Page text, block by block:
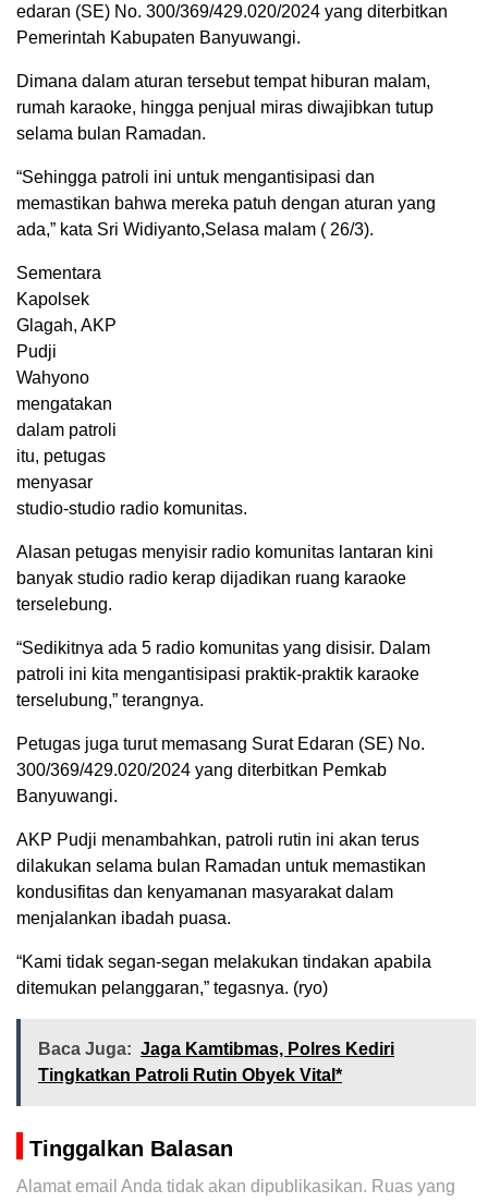
edaran (SE) No. 300/369/429.020/2024 yang diterbitkan
Pemerintah Kabupaten Banyuwangi.
Dimana dalam aturan tersebut tempat hiburan malam,
rumah karaoke, hingga penjual miras diwajibkan tutup
selama bulan Ramadan.
“Sehingga patroli ini untuk mengantisipasi dan
memastikan bahwa mereka patuh dengan aturan yang
ada,” kata Sri Widiyanto,Selasa malam ( 26/3).
Sementara
Kapolsek
Glagah, AKP
Pudji
Wahyono
mengatakan
dalam patroli
itu, petugas
menyasar
studio-studio radio komunitas.
Alasan petugas menyisir radio komunitas lantaran kini
banyak studio radio kerap dijadikan ruang karaoke
terselebung.
“Sedikitnya ada 5 radio komunitas yang disisir. Dalam
patroli ini kita mengantisipasi praktik-praktik karaoke
terselubung,” terangnya.
Petugas juga turut memasang Surat Edaran (SE) No.
300/369/429.020/2024 yang diterbitkan Pemkab
Banyuwangi.
AKP Pudji menambahkan, patroli rutin ini akan terus
dilakukan selama bulan Ramadan untuk memastikan
kondusifitas dan kenyamanan masyarakat dalam
menjalankan ibadah puasa.
“Kami tidak segan-segan melakukan tindakan apabila
ditemukan pelanggaran,” tegasnya. (ryo)
Baca Juga: Jaga Kamtibmas, Polres Kediri
Tingkatkan Patroli Rutin Obyek Vital*
Tinggalkan Balasan
Alamat email Anda tidak akan dipublikasikan. Ruas yang